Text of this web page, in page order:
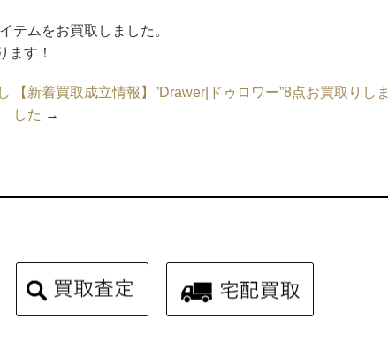
テムをお買取しました。
ます！
【新着買取成立情報】”Drawer|ドゥロワー”8点お買取りしま
した →